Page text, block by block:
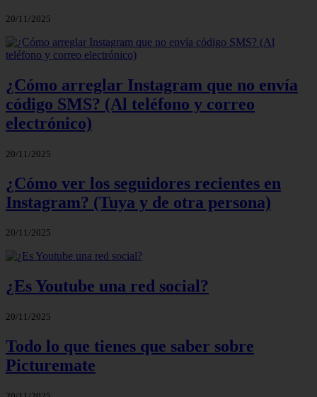
20/11/2025
¿Cómo arreglar Instagram que no envía
código SMS? (Al teléfono y correo
electrónico)
20/11/2025
¿Cómo ver los seguidores recientes en
Instagram? (Tuya y de otra persona)
20/11/2025
¿Es Youtube una red social?
20/11/2025
Todo lo que tienes que saber sobre
Picturemate